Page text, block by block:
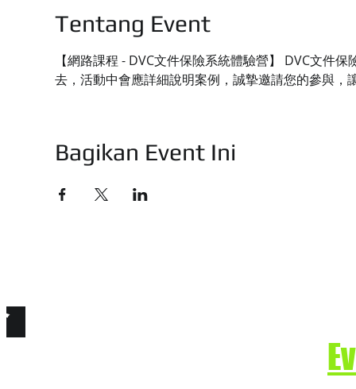
Tentang Event
【網路課程 - DVC文件保險系統體驗營】 DVC文件
去，活動中會應詳細說明案例，誠摯邀請您的參與，
Bagikan Event Ini
限公司